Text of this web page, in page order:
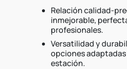
Relación calidad-
inmejorable,
profesionales.
Versatilidad y
opciones adaptadas
estación.